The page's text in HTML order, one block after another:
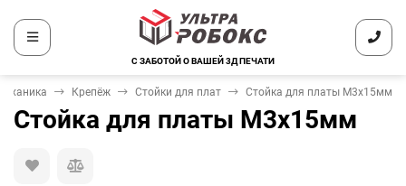
С ЗАБОТОЙ О ВАШЕЙ 3Д ПЕЧАТИ
Крепёж Стойки для плат Стойка для платы M3x15мм
Стойка для платы M3x15мм